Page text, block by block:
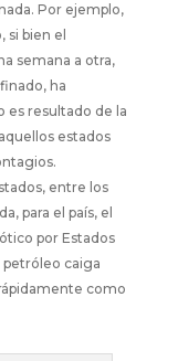
Por ejemplo,
si bien el
semana a otra,
ha
es resultado de la
estados
entre los
para el país, el
por Estados
petróleo caiga
como